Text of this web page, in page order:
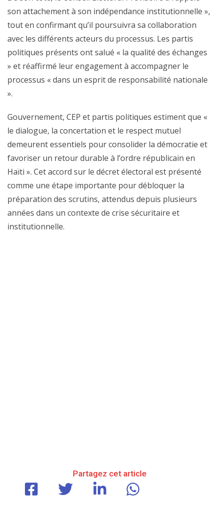
son attachement à son indépendance institutionnelle »,
tout en confirmant qu’il poursuivra sa collaboration
avec les différents acteurs du processus. Les partis
politiques présents ont salué « la qualité des échanges
» et réaffirmé leur engagement à accompagner le
processus « dans un esprit de responsabilité nationale
».
Gouvernement, CEP et partis politiques estiment que «
le dialogue, la concertation et le respect mutuel
demeurent essentiels pour consolider la démocratie et
favoriser un retour durable à l’ordre républicain en
Haïti ». Cet accord sur le décret électoral est présenté
comme une étape importante pour débloquer la
préparation des scrutins, attendus depuis plusieurs
années dans un contexte de crise sécuritaire et
institutionnelle.
Partagez cet article